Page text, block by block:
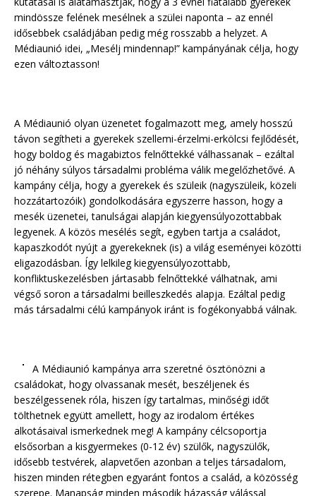
mindössze felének mesélnek a szülei naponta – az ennél
idősebbek családjában pedig még rosszabb a helyzet. A
Médiaunió idei, „Mesélj mindennap!” kampányának célja, hogy
ezen változtasson!
A Médiaunió olyan üzenetet fogalmazott meg, amely hosszú
távon segítheti a gyerekek szellemi-érzelmi-erkölcsi fejlődését,
hogy boldog és magabiztos felnőttekké válhassanak – ezáltal
jó néhány súlyos társadalmi probléma válik megelőzhetővé. A
kampány célja, hogy a gyerekek és szüleik (nagyszüleik, közeli
hozzátartozóik) gondolkodására egyszerre hasson, hogy a
mesék üzenetei, tanulságai alapján kiegyensúlyozottabbak
legyenek. A közös mesélés segít, egyben tartja a családot,
kapaszkodót nyújt a gyerekeknek (is) a világ eseményei közötti
eligazodásban. Így lelkileg kiegyensúlyozottabb,
konfliktuskezelésben jártasabb felnőttekké válhatnak, ami
végső soron a társadalmi beilleszkedés alapja. Ezáltal pedig
más társadalmi célú kampányok iránt is fogékonyabbá válnak.
A Médiaunió kampánya arra szeretné ösztönözni a
családokat, hogy olvassanak mesét, beszéljenek és
beszélgessenek róla, hiszen így tartalmas, minőségi időt
tölthetnek együtt amellett, hogy az irodalom értékes
alkotásaival ismerkednek meg! A kampány célcsoportja
elsősorban a kisgyermekes (0-12 év) szülők, nagyszülők,
idősebb testvérek, alapvetően azonban a teljes társadalom,
hiszen minden rétegben egyaránt fontos a család, a közösség
szerepe. Manapság minden második házasság válással